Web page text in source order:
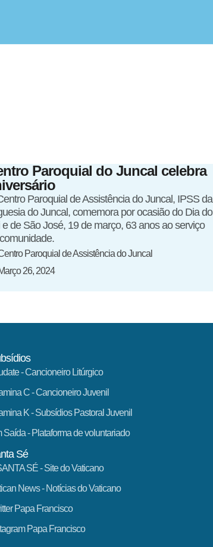
Paroquial do Juncal celebra
Paroquial de Assistência do Juncal, IPSS da
do Juncal, comemora por ocasião do Dia do
e de São José, 19 de março, 63 anos ao serviço
Paroquial de Assistência do Juncal
26, 2024
- Cancioneiro Litúrgico
C- Cancioneiro Juvenil
K- Subsídios Pastoral Juvenil
Saída- Plataforma de voluntariado
Sé
SÉ - Site do Vaticano
News- Notícias do Vaticano
Papa Francisco
Papa Francisco